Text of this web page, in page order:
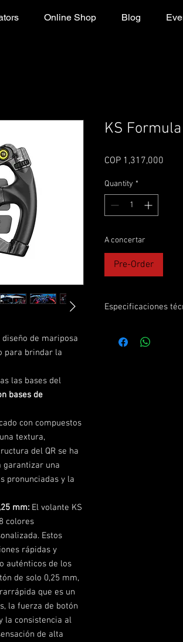
Online Shop Blog
diseño de mariposa
para brindar la
las bases del
bases de
con compuestos
textura,
del QR se ha
garantizar una
pronunciadas y la
mm: El volante KS
colores
Estos
rápidas y
auténticos de los
de solo 0,25 mm,
que es un
la fuerza de botón
la consistencia al
de alta
KS
COP 1,317,000
Quantity *
A concertar
Pre-Order
Especificaciones
Compatibilidad: